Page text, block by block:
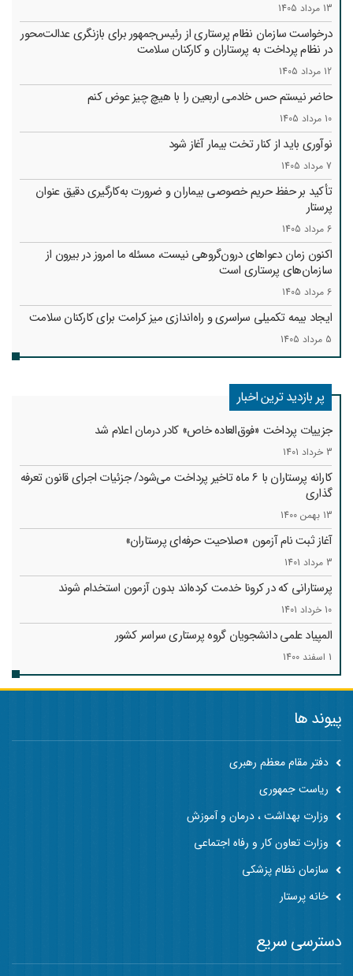
13 مرداد 1405
درخواست سازمان نظام پرستاری از رئیس‌جمهور برای بازنگری عدالت‌محور
در نظام پرداخت به پرستاران و کارکنان سلامت
12 مرداد 1405
حاضر نیستم حس خادمی اربعین را با هیچ چیز عوض کنم
10 مرداد 1405
نوآوری باید از کنار تخت بیمار آغاز شود
7 مرداد 1405
تأکید بر حفظ حریم خصوصی بیماران و ضرورت به‌کارگیری دقیق عنوان
پرستار
6 مرداد 1405
اکنون زمان دعواهای درون‌گروهی نیست، مسئله ما امروز در بیرون از
سازمان‌های پرستاری است
6 مرداد 1405
ایجاد بیمه تکمیلی سراسری و راه‌اندازی میز کرامت برای کارکنان سلامت
5 مرداد 1405
پر بازدید ترین اخبار
جزییات پرداخت «فوق‌العاده خاص» کادر درمان اعلام شد
3 خرداد 1401
کارانه‌ پرستاران با 6 ماه تاخیر پرداخت می‌شود/ جزئیات اجرای قانون تعرفه
گذاری
13 بهمن 1400
آغاز ثبت نام آزمون «صلاحیت حرفه‌ای پرستاران»
3 مرداد 1401
پرستارانی که در کرونا خدمت کرد‌ه‌اند بدون آزمون استخدام شوند
10 خرداد 1401
المپیاد علمی دانشجویان گروه پرستاری سراسر کشور
1 اسفند 1400
پیوند ها
دفتر مقام معظم رهبری
ریاست جمهوری
وزارت بهداشت ، درمان و آموزش
وزارت تعاون کار و رفاه اجتماعی
سازمان نظام پزشکی
خانه پرستار
دسترسی سریع